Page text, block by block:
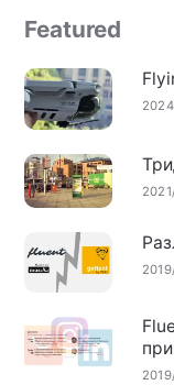
Featured